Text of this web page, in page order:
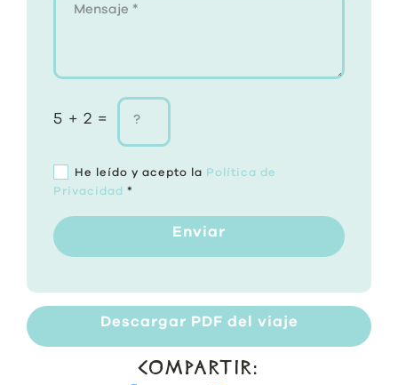
5 + 2 =
He leído y acepto la Política de
Privacidad *
Enviar
Descargar PDF del viaje
COMPARTIR: